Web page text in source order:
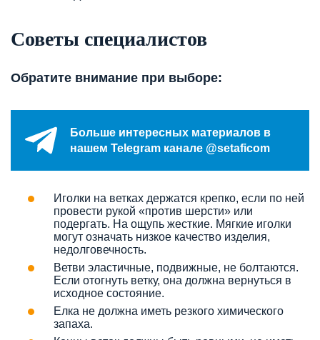
Советы специалистов
Обратите внимание при выборе:
Больше интересных материалов в
нашем Telegram канале @setaficom
Иголки на ветках держатся крепко, если по ней
провести рукой «против шерсти» или
подергать. На ощупь жесткие. Мягкие иголки
могут означать низкое качество изделия,
недолговечность.
Ветви эластичные, подвижные, не болтаются.
Если отогнуть ветку, она должна вернуться в
исходное состояние.
Елка не должна иметь резкого химического
запаха.